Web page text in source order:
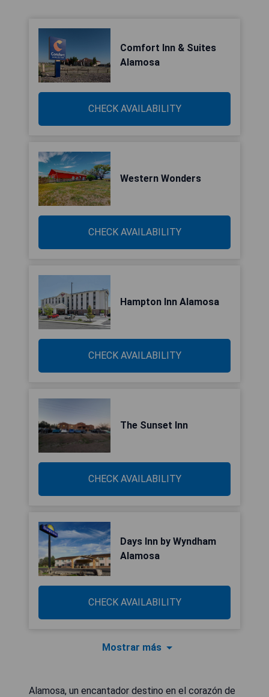
Comfort Inn & Suites
Alamosa
CHECK AVAILABILITY
Western Wonders
CHECK AVAILABILITY
Hampton Inn Alamosa
CHECK AVAILABILITY
The Sunset Inn
CHECK AVAILABILITY
Days Inn by Wyndham
Alamosa
CHECK AVAILABILITY
Mostrar más
Alamosa, un encantador destino en el corazón de